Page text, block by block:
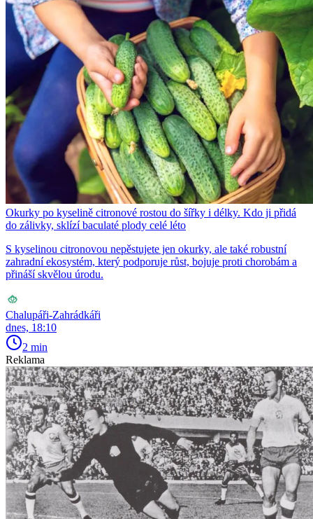
Okurky po kyselině citronové rostou do šířky i délky. Kdo ji přidá
do zálivky, sklízí baculaté plody celé léto
S kyselinou citronovou nepěstujete jen okurky, ale také robustní
zahradní ekosystém, který podporuje růst, bojuje proti chorobám a
přináší skvělou úrodu.
Chalupáři-Zahrádkáři
dnes, 18:10
2 min
Reklama